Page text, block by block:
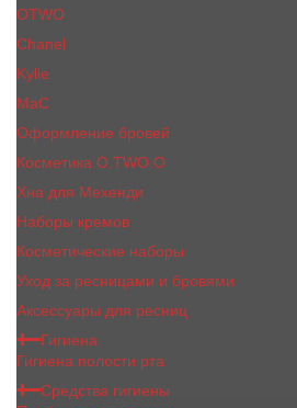
OTWO
Сhanеl
Kylie
MaC
Оформление бровей
Косметика O.TWO.O
Хна для Мехенди
Наборы кремов
Косметические наборы
Уход за ресницами и бровями
Аксессуары для ресниц
Гигиена
Гигиена полости рта
Средства гигиены